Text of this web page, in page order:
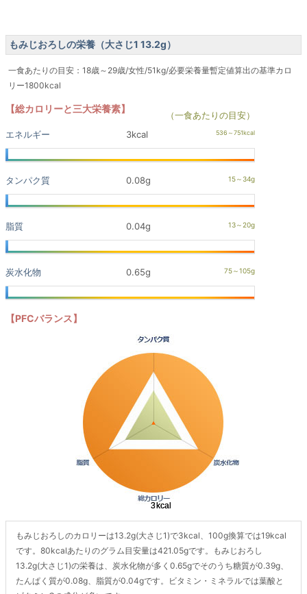
もみじおろしの栄養（大さじ1 13.2g）
一食あたりの目安：18歳～29歳/女性/51kg/必要栄養量暫定値算出の基準カロ
リー1800kcal
【総カロリーと三大栄養素】
（一食あたりの目安）
エネルギー
3kcal
タンパク質 0.08g
脂質 0.04g
炭水化物 0.65g
【PFCバランス】
もみじおろしのカロリーは13.2g(大さじ1)で3kcal、100g換算では19kcal
です。80kcalあたりのグラム目安量は421.05gです。もみじおろし
13.2g(大さじ1)の栄養は、炭水化物が多く0.65gでそのうち糖質が0.39g、
たんぱく質が0.08g、脂質が0.04gです。ビタミン・ミネラルでは葉酸と